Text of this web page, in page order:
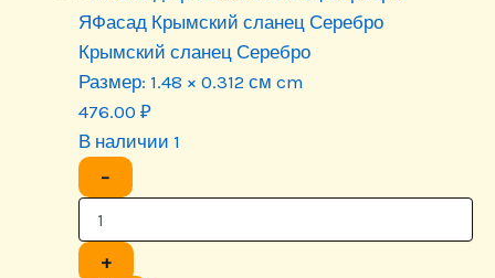
ЯФасад Крымский сланец Серебро
Крымский сланец Серебро
Размер: 1.48 × 0.312 см cm
476.00 ₽
В наличии 1
−
+